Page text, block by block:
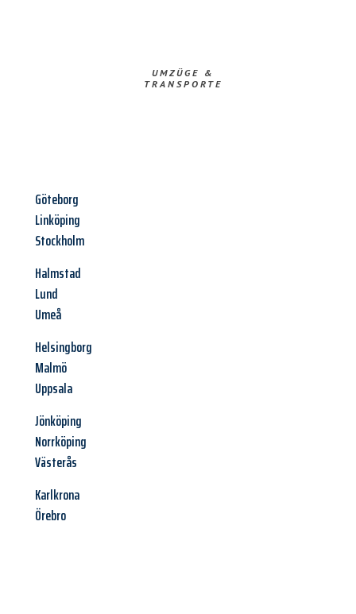
UMZÜGE &
TRANSPORTE
Göteborg
Linköping
Stockholm
Halmstad
Lund
Umeå
Helsingborg
Malmö
Uppsala
Jönköping
Norrköping
Västerås
Karlkrona
Örebro